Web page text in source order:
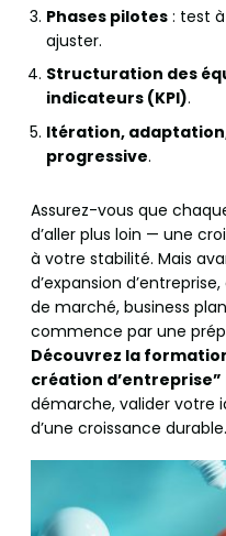
Phases pilotes : test
ajuster.
Structuration des
indicateurs (KPI).
Itération,
progressive.
Assurez-vous que
d’aller plus loin — une
à votre stabilité. Mais
d’expansion
de marché, business
commence par une
Découvrez la
création d’entreprise”
démarche, valider votre
d’une croissance durable.